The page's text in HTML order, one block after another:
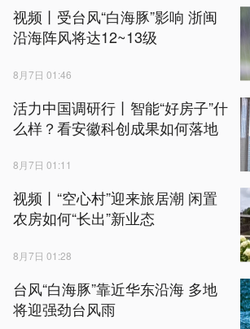
视频丨受台风“白海豚”影响 浙闽
沿海阵风将达12~13级
8月7日 01:46
活力中国调研行丨智能“好房子”什
么样？看安徽科创成果如何落地
8月7日 01:11
视频丨“空心村”迎来旅居潮 闲置
农房如何“长出”新业态
8月7日 01:28
台风“白海豚”靠近华东沿海 多地
将迎强劲台风雨